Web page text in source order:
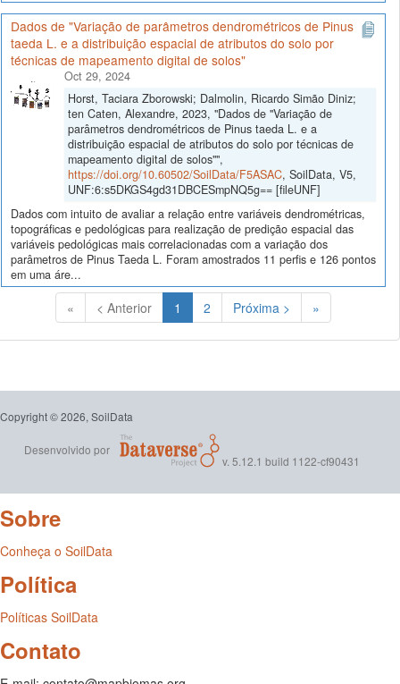
Dados de "Variação de parâmetros dendrométricos de Pinus
taeda L. e a distribuição espacial de atributos do solo por
técnicas de mapeamento digital de solos"
Oct 29, 2024
Horst, Taciara Zborowski; Dalmolin, Ricardo Simão Diniz;
ten Caten, Alexandre, 2023, "Dados de "Variação de
parâmetros dendrométricos de Pinus taeda L. e a
distribuição espacial de atributos do solo por técnicas de
mapeamento digital de solos"",
https://doi.org/10.60502/SoilData/F5ASAC, SoilData, V5,
UNF:6:s5DKGS4gd31DBCESmpNQ5g== [fileUNF]
Dados com intuito de avaliar a relação entre variáveis dendrométricas,
topográficas e pedológicas para realização de predição espacial das
variáveis pedológicas mais correlacionadas com a variação dos
parâmetros de Pinus Taeda L. Foram amostrados 11 perfis e 126 pontos
em uma áre...
« < Anterior 1 (Atual)
2 Próxima > »
Copyright © 2026, SoilData
Desenvolvido por
v. 5.12.1 build 1122-cf90431
Sobre
Conheça o SoilData
Política
Políticas SoilData
Contato